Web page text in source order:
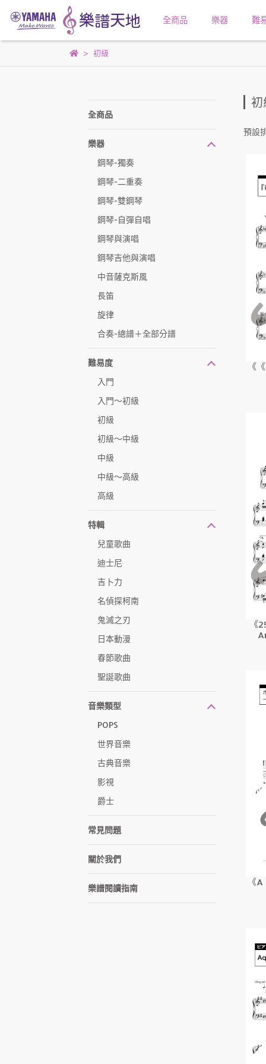
全商品 樂器 難
初級
全商品
樂器
鋼琴-獨奏
鋼琴-二重奏
鋼琴-雙鋼琴
鋼琴-自彈自唱
鋼琴與演唱
鋼琴吉他與演唱
中音薩克斯風
長笛
旋律
合奏-總譜＋全部分譜
難易度
入門
入門～初級
初級
初級～中級
中級
中級～高級
高級
特輯
兒童歌曲
迪士尼
吉卜力
名偵探柯南
鬼滅之刃
日本動漫
春節歌曲
聖誕歌曲
音樂類型
POPS
世界音樂
古典音樂
影視
爵士
常見問題
關於我們
樂譜閱讀指南
初
預設
《
《
《